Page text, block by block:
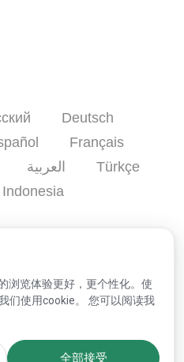
浏览体验更好，更个性化。使
们使用cookie。 您可以阅读我
全部接受
Deutsch
Français
العربية
Türkçe
Network 并保留所有权力.
先持有Lesprom书面的许可.